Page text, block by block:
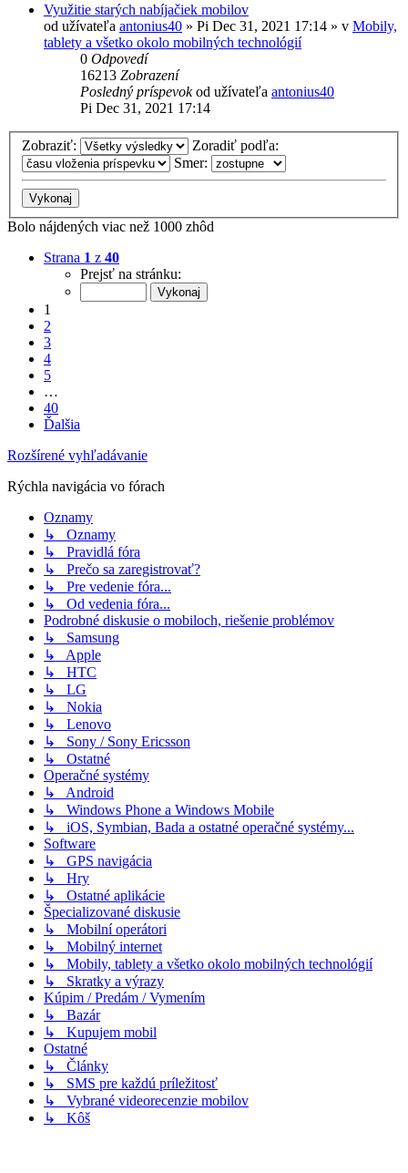
Využitie starých nabíjačiek mobilov
od užívateľa antonius40 » Pi Dec 31, 2021 17:14 » v Mobily,
tablety a všetko okolo mobilných technológií
0 Odpovedí
16213 Zobrazení
Posledný príspevokod užívateľa antonius40
Pi Dec 31, 2021 17:14
Zobraziť:
Zoradiť podľa:
Smer:
Bolo nájdených viac než 1000 zhôd
Strana 1 z 40
Prejsť na stránku:
1
2
3
4
5
…
40
Ďalšia
Rozšírené vyhľadávanie
Rýchla navigácia vo fórach
Oznamy
↳ Oznamy
↳ Pravidlá fóra
↳ Prečo sa zaregistrovať?
↳ Pre vedenie fóra...
↳ Od vedenia fóra...
Podrobné diskusie o mobiloch, riešenie problémov
↳ Samsung
↳ Apple
↳ HTC
↳ LG
↳ Nokia
↳ Lenovo
↳ Sony / Sony Ericsson
↳ Ostatné
Operačné systémy
↳ Android
↳ Windows Phone a Windows Mobile
↳ iOS, Symbian, Bada a ostatné operačné systémy...
Software
↳ GPS navigácia
↳ Hry
↳ Ostatné aplikácie
Špecializované diskusie
↳ Mobilní operátori
↳ Mobilný internet
↳ Mobily, tablety a všetko okolo mobilných technológií
↳ Skratky a výrazy
Kúpim / Predám / Vymením
↳ Bazár
↳ Kupujem mobil
Ostatné
↳ Články
↳ SMS pre každú príležitosť
↳ Vybrané videorecenzie mobilov
↳ Kôš